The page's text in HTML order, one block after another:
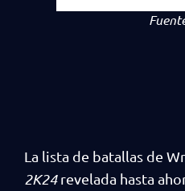
La lista de batallas de
2K24revelada hasta